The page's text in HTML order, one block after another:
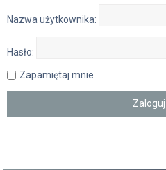
Nazwa użytkownika:
Hasło:
Zapamiętaj mnie